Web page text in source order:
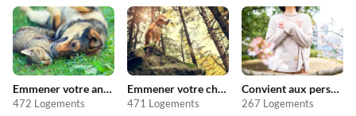
Emmener votre animal en vacances
472 Logements
Emmener votre chien en vacances
471 Logements
Convient aux personnes allergiques
267 Logements